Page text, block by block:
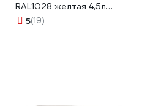
RAL1028 желтая 4,5л
полуматовая 33505
5(19)